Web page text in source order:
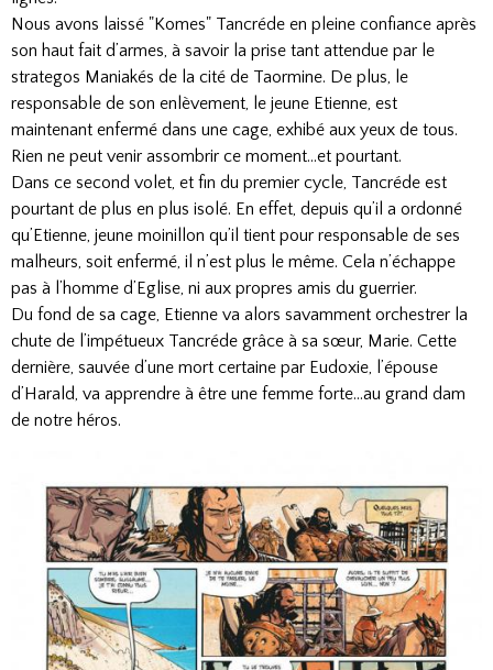
Nous avons laissé "Komes" Tancréde en pleine confiance après
son haut fait d’armes, à savoir la prise tant attendue par le
strategos Maniakés de la cité de Taormine. De plus, le
responsable de son enlèvement, le jeune Etienne, est
maintenant enfermé dans une cage, exhibé aux yeux de tous.
Rien ne peut venir assombrir ce moment…et pourtant.
Dans ce second volet, et fin du premier cycle, Tancréde est
pourtant de plus en plus isolé. En effet, depuis qu’il a ordonné
qu’Etienne, jeune moinillon qu’il tient pour responsable de ses
malheurs, soit enfermé, il n’est plus le même. Cela n’échappe
pas à l’homme d’Eglise, ni aux propres amis du guerrier.
Du fond de sa cage, Etienne va alors savamment orchestrer la
chute de l’impétueux Tancréde grâce à sa sœur, Marie. Cette
dernière, sauvée d’une mort certaine par Eudoxie, l’épouse
d’Harald, va apprendre à être une femme forte…au grand dam
de notre héros.